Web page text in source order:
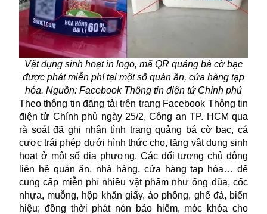
Vật dụng sinh hoạt in logo, mã QR quảng bá cờ bạc
được phát miễn phí tại một số quán ăn, cửa hàng tạp
hóa. Nguồn: Facebook Thông tin điện tử Chính phủ
Theo thông tin đăng tải trên trang Facebook Thông tin
điện tử Chính phủ ngày 25/2, Công an TP. HCM qua
rà soát đã ghi nhận tình trạng quảng bá cờ bạc, cá
cược trái phép dưới hình thức cho, tặng vật dụng sinh
hoạt ở một số địa phương. Các đối tượng chủ động
liên hệ quán ăn, nhà hàng, cửa hàng tạp hóa… để
cung cấp miễn phí nhiều vật phẩm như ống đũa, cốc
nhựa, muỗng, hộp khăn giấy, áo phông, ghế đá, biển
hiệu; đồng thời phát nón bảo hiểm, móc khóa cho